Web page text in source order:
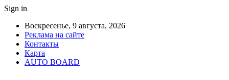
Sign in
Воскресенье, 9 августа, 2026
Реклама на сайте
Контакты
Карта
AUTO BOARD